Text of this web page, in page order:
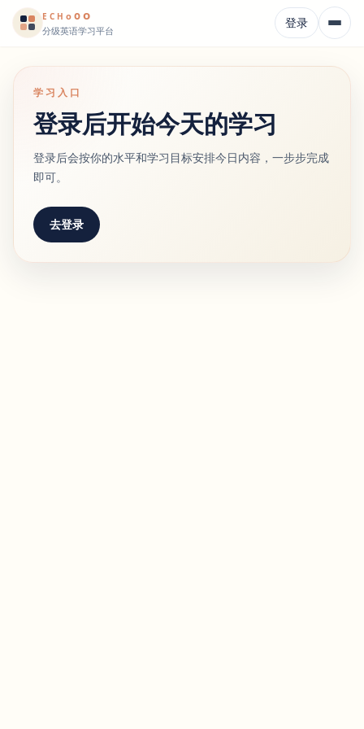
ECHooo
分级英语学习平台 登录
学习入口
登录后开始今天的学习
登录后会按你的水平和学习目标安排今日内容，一步步完成
即可。
去登录